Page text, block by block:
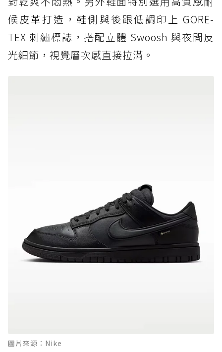
候皮革打造，鞋側與後跟低調印上 GORE-
TEX 刺繡標誌，搭配立體 Swoosh 與夜間反
光細節，視覺層次感直接拉滿。
圖片來源：Nike